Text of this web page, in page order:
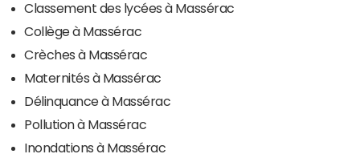
Classement des lycées à Massérac
Collège à Massérac
Crèches à Massérac
Maternités à Massérac
Délinquance à Massérac
Pollution à Massérac
Inondations à Massérac